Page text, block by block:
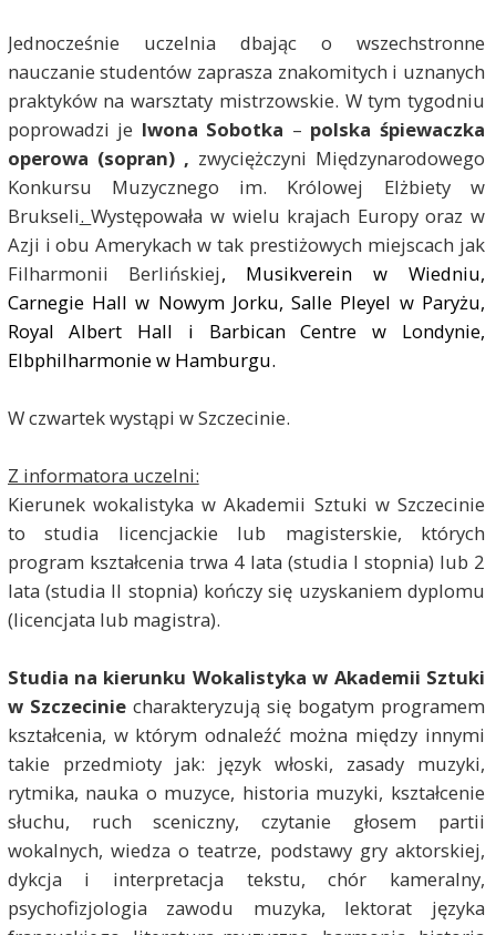
Jednocześnie uczelnia dbając o wszechstronne
nauczanie studentów zaprasza znakomitych i uznanych
praktyków na warsztaty mistrzowskie. W tym tygodniu
poprowadzi je Iwona Sobotka – polska śpiewaczka
operowa (sopran) , zwyciężczyni Międzynarodowego
Konkursu Muzycznego im. Królowej Elżbiety w
Brukseli.Występowała w wielu krajach Europy oraz w
Azji i obu Amerykach w tak prestiżowych miejscach jak
Filharmonii Berlińskiej, Musikverein w Wiedniu,
Carnegie Hall w Nowym Jorku, Salle Pleyel w Paryżu,
Royal Albert Hall i Barbican Centre w Londynie,
Elbphilharmonie w Hamburgu.
W czwartek wystąpi w Szczecinie.
Z informatora uczelni:
Kierunek wokalistyka w Akademii Sztuki w Szczecinie
to studia licencjackie lub magisterskie, których
program kształcenia trwa 4 lata (studia I stopnia) lub 2
lata (studia II stopnia) kończy się uzyskaniem dyplomu
(licencjata lub magistra).
Studia na kierunku Wokalistyka w Akademii Sztuki
w Szczeciniecharakteryzują się bogatym programem
kształcenia, w którym odnaleźć można między innymi
takie przedmioty jak: język włoski, zasady muzyki,
rytmika, nauka o muzyce, historia muzyki, kształcenie
słuchu, ruch sceniczny, czytanie głosem partii
wokalnych, wiedza o teatrze, podstawy gry aktorskiej,
dykcja i interpretacja tekstu, chór kameralny,
psychofizjologia zawodu muzyka, lektorat języka